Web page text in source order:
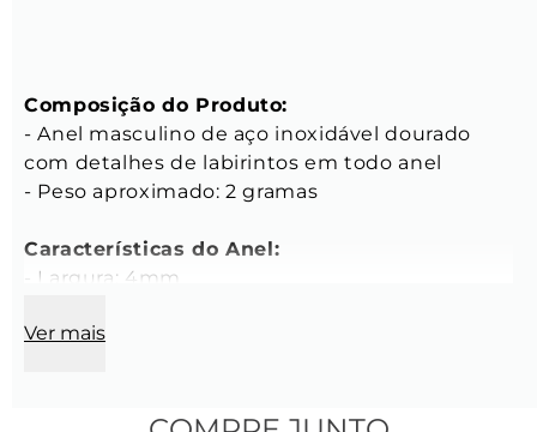
Composição do Produto:
- Anel masculino de aço inoxidável dourado
com detalhes de labirintos em todo anel
- Peso aproximado: 2 gramas
Características do Anel:
- Largura: 4mm
- Cor: Dourado
Ver mais